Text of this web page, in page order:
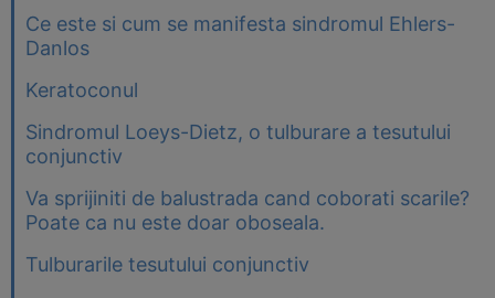
Ce este si cum se manifesta sindromul Ehlers-
Danlos
Keratoconul
Sindromul Loeys-Dietz, o tulburare a tesutului
conjunctiv
Va sprijiniti de balustrada cand coborati scarile?
Poate ca nu este doar oboseala.
Tulburarile tesutului conjunctiv